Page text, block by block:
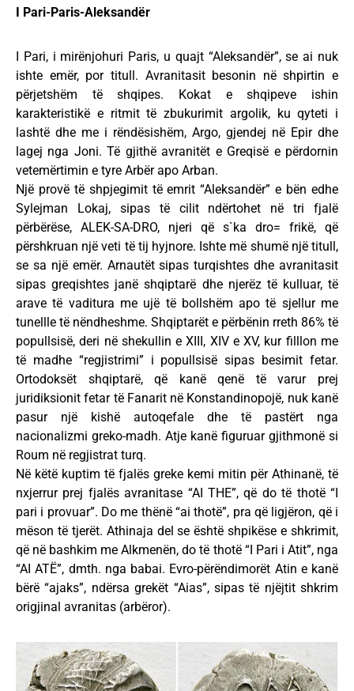
I Pari-Paris-Aleksandër
I Pari, i mirënjohuri Paris, u quajt “Aleksandër”, se ai nuk
ishte emër, por titull. Avranitasit besonin në shpirtin e
përjetshëm të shqipes. Kokat e shqipeve ishin
karakteristikë e ritmit të zbukurimit argolik, ku qyteti i
lashtë dhe me i rëndësishëm, Argo, gjendej në Epir dhe
lagej nga Joni. Të gjithë avranitët e Greqisë e përdornin
vetemërtimin e tyre Arbër apo Arban.
Një provë të shpjegimit të emrit “Aleksandër” e bën edhe
Sylejman Lokaj, sipas të cilit ndërtohet në tri fjalë
përbërëse, ALEK-SA-DRO, njeri që s`ka dro= frikë, që
përshkruan një veti të tij hyjnore. Ishte më shumë një titull,
se sa një emër. Arnautët sipas turqishtes dhe avranitasit
sipas greqishtes janë shqiptarë dhe njerëz të kulluar, të
arave të vaditura me ujë të bollshëm apo të sjellur me
tunellle të nëndheshme. Shqiptarët e përbënin rreth 86% të
popullsisë, deri në shekullin e XIII, XIV e XV, kur filllon me
të madhe “regjistrimi” i popullsisë sipas besimit fetar.
Ortodoksët shqiptarë, që kanë qenë të varur prej
juridiksionit fetar të Fanarit në Konstandinopojë, nuk kanë
pasur një kishë autoqefale dhe të pastërt nga
nacionalizmi greko-madh. Atje kanë figuruar gjithmonë si
Roum në regjistrat turq.
Në këtë kuptim të fjalës greke kemi mitin për Athinanë, të
nxjerrur prej fjalës avranitase “AI THE”, që do të thotë “I
pari i provuar”. Do me thënë “ai thotë”, pra që ligjëron, që i
mëson të tjerët. Athinaja del se është shpikëse e shkrimit,
që në bashkim me Alkmenën, do të thotë “I Pari i Atit”, nga
“AI ATË”, dmth. nga babai. Evro-përëndimorët Atin e kanë
bërë “ajaks”, ndërsa grekët “Aias”, sipas të njëjtit shkrim
origjinal avranitas (arbëror).